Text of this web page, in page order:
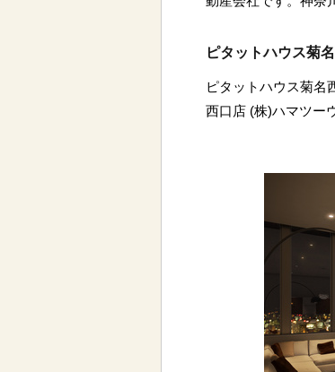
ピタットハウス菊
ピタットハウス菊名
西口店 (株)ハマツー